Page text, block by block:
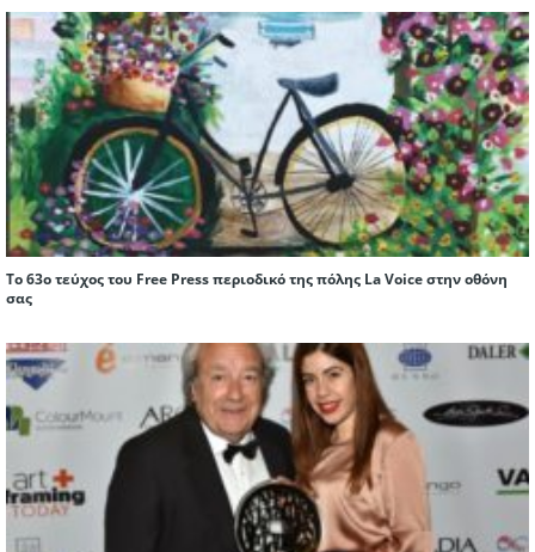
Το 63ο τεύχος του Free Press περιοδικό της πόλης La Voice στην οθόνη
σας